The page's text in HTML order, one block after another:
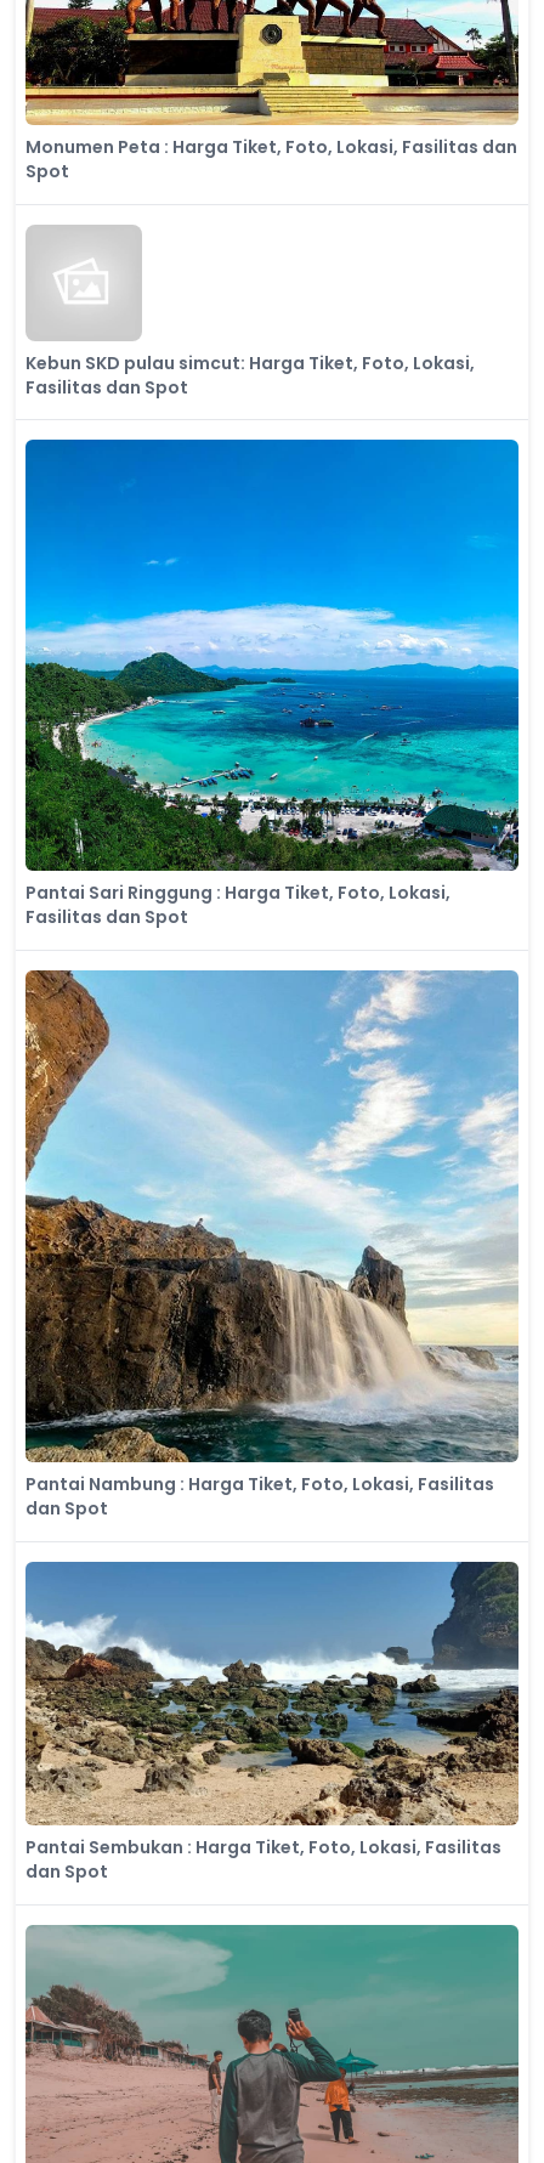
Monumen Peta : Harga Tiket, Foto, Lokasi, Fasilitas dan
Spot
Kebun SKD pulau simcut: Harga Tiket, Foto, Lokasi,
Fasilitas dan Spot
Pantai Sari Ringgung : Harga Tiket, Foto, Lokasi,
Fasilitas dan Spot
Pantai Nambung : Harga Tiket, Foto, Lokasi, Fasilitas
dan Spot
Pantai Sembukan : Harga Tiket, Foto, Lokasi, Fasilitas
dan Spot